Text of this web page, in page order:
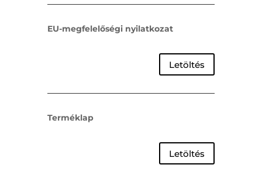
EU-megfelelőségi nyilatkozat
Letöltés
Terméklap
Letöltés